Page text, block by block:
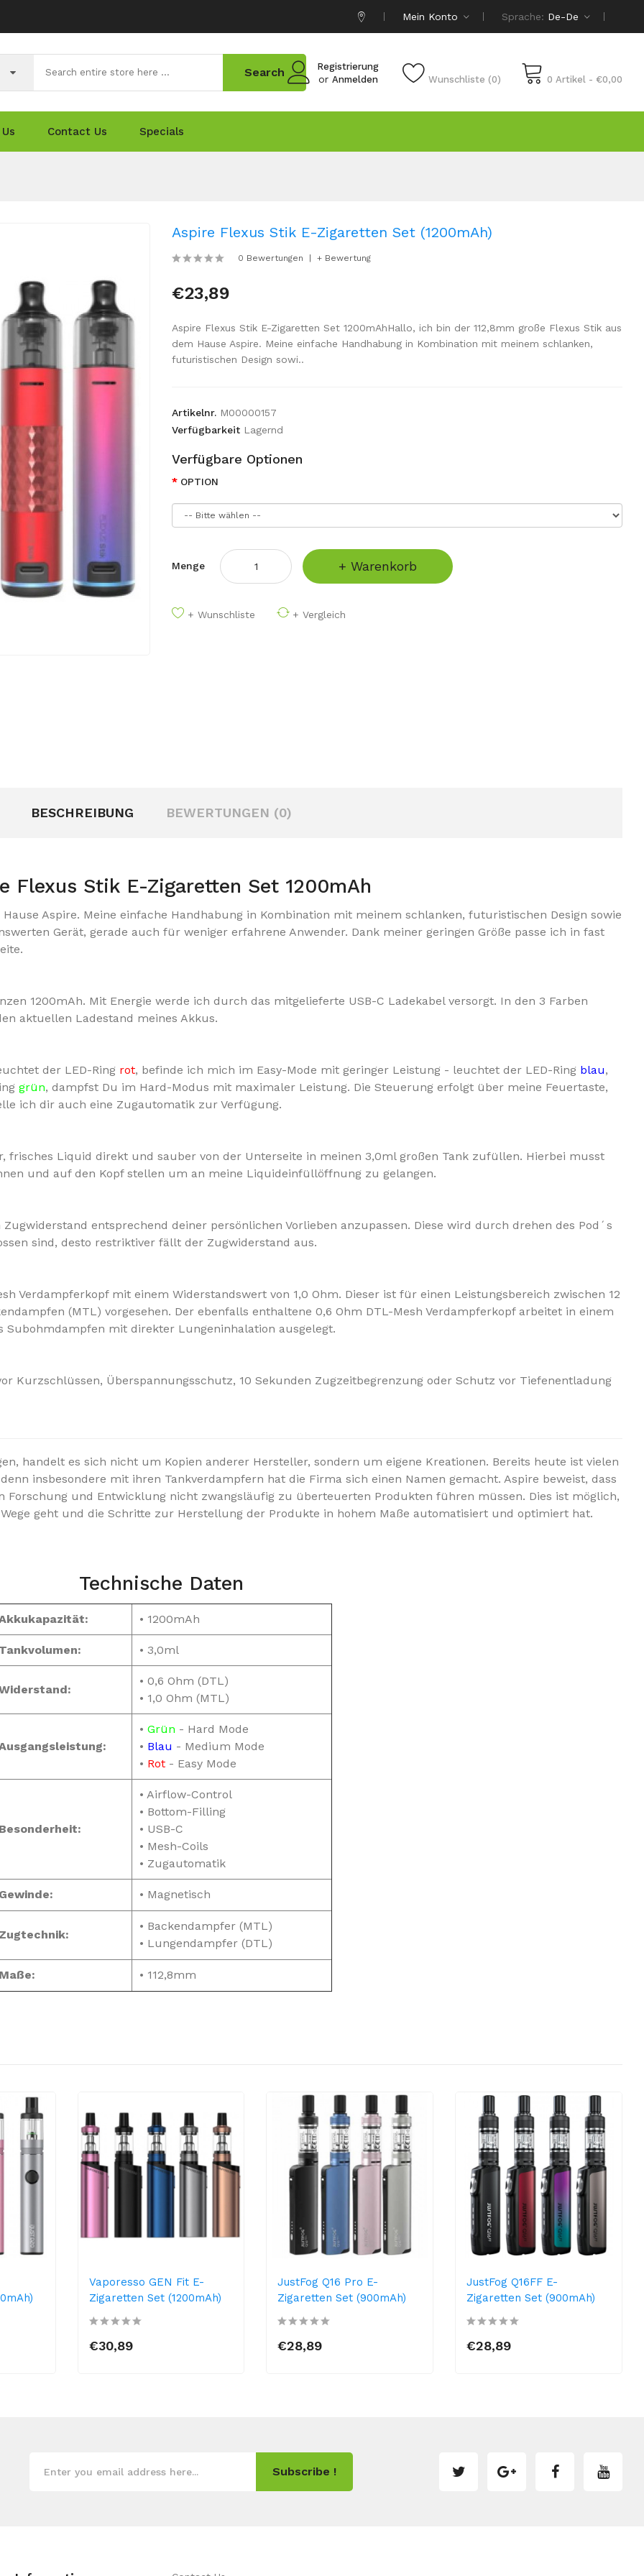
Mein Konto Sprache: De-De
Registrierung
or Anmelden Wunschliste (0) 0 Artikel - €0,00
Search
Contact Us Specials
Aspire Flexus Stik E-Zigaretten Set (1200mAh)
0 Bewertungen + Bewertung
€23,89
Aspire Flexus Stik E-Zigaretten Set 1200mAhHallo, ich bin der 112,8mm große Flexus Stik aus
dem Hause Aspire. Meine einfache Handhabung in Kombination mit meinem schlanken,
futuristischen Design sowi..
Artikelnr. M00000157
Verfügbarkeit Lagernd
Verfügbare Optionen
OPTION
Menge + Warenkorb
+ Wunschliste + Vergleich
BESCHREIBUNG BEWERTUNGEN (0)
Flexus Stik E-Zigaretten Set 1200mAh
Aspire. Meine einfache Handhabung in Kombination mit meinem schlanken, futuristischen Design sowie
Gerät, gerade auch für weniger erfahrene Anwender. Dank meiner geringen Größe passe ich in fast
1200mAh. Mit Energie werde ich durch das mitgelieferte USB-C Ladekabel versorgt. In den 3 Farben
aktuellen Ladestand meines Akkus.
der LED-Ring rot, befinde ich mich im Easy-Mode mit geringer Leistung - leuchtet der LED-Ring blau,
grün, dampfst Du im Hard-Modus mit maximaler Leistung. Die Steuerung erfolgt über meine Feuertaste,
ich dir auch eine Zugautomatik zur Verfügung.
frisches Liquid direkt und sauber von der Unterseite in meinen 3,0ml großen Tank zufüllen. Hierbei musst
und auf den Kopf stellen um an meine Liquideinfüllöffnung zu gelangen.
entsprechend deiner persönlichen Vorlieben anzupassen. Diese wird durch drehen des Pod´s
sind, desto restriktiver fällt der Zugwiderstand aus.
Verdampferkopf mit einem Widerstandswert von 1,0 Ohm. Dieser ist für einen Leistungsbereich zwischen 12
(MTL) vorgesehen. Der ebenfalls enthaltene 0,6 Ohm DTL-Mesh Verdampferkopf arbeitet in einem
Subohmdampfen mit direkter Lungeninhalation ausgelegt.
Kurzschlüssen, Überspannungsschutz, 10 Sekunden Zugzeitbegrenzung oder Schutz vor Tiefenentladung
handelt es sich nicht um Kopien anderer Hersteller, sondern um eigene Kreationen. Bereits heute ist vielen
insbesondere mit ihren Tankverdampfern hat die Firma sich einen Namen gemacht. Aspire beweist, dass
Forschung und Entwicklung nicht zwangsläufig zu überteuerten Produkten führen müssen. Dies ist möglich,
geht und die Schritte zur Herstellung der Produkte in hohem Maße automatisiert und optimiert hat.
Technische Daten
• 1200mAh
• 3,0ml
• 0,6 Ohm (DTL)
• 1,0 Ohm (MTL)
• Grün - Hard Mode
• Blau - Medium Mode
• Rot- Easy Mode
• Airflow-Control
• Bottom-Filling
• USB-C
• Mesh-Coils
• Zugautomatik
• Magnetisch
• Backendampfer (MTL)
• Lungendampfer (DTL)
• 112,8mm
Vaporesso GEN Fit E-
Zigaretten Set (1200mAh)
€30,89
JustFog Q16 Pro E-
Zigaretten Set (900mAh)
€28,89
JustFog Q16FF E-
Zigaretten Set (900mAh)
€28,89
Subscribe !